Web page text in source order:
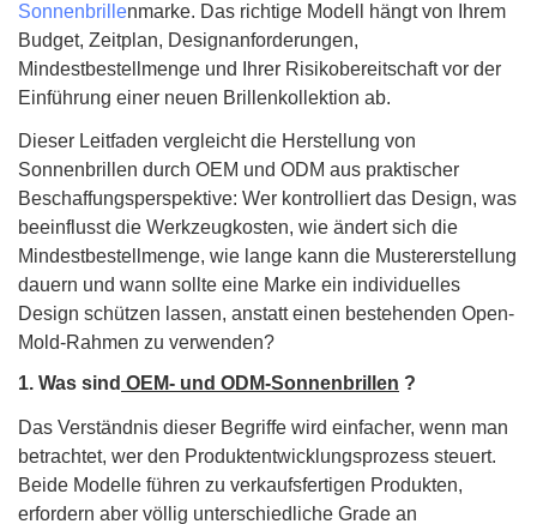
oder die Linsenart ändern?
3. Wem gehört die physische Form, wenn ich für OEM-
Werkzeuge bezahle?
amerikanischen FDA- oder den europäischen CE-Standards
entspricht?
5. Ist die Qualität von ODM-Brillen geringer als die von
kundenspezifischen OEM-Brillen?
Sonnenbrillenmarke. Das richtige Modell hängt von Ihrem
Budget, Zeitplan, Designanforderungen,
Mindestbestellmenge und Ihrer Risikobereitschaft vor der
Einführung einer neuen Brillenkollektion ab.
Dieser Leitfaden vergleicht die Herstellung von
Sonnenbrillen durch OEM und ODM aus praktischer
Beschaffungsperspektive: Wer kontrolliert das Design, was
beeinflusst die Werkzeugkosten, wie ändert sich die
Mindestbestellmenge, wie lange kann die Mustererstellung
dauern und wann sollte eine Marke ein individuelles
Design schützen lassen, anstatt einen bestehenden Open-
Mold-Rahmen zu verwenden?
1. Was sind OEM- und ODM-Sonnenbrillen ?
Das Verständnis dieser Begriffe wird einfacher, wenn man
betrachtet, wer den Produktentwicklungsprozess steuert.
Beide Modelle führen zu verkaufsfertigen Produkten,
erfordern aber völlig unterschiedliche Grade an